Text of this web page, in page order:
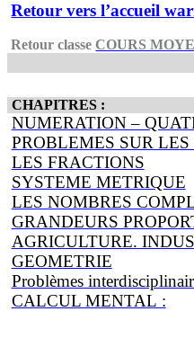
Retour vers l’accueil
Retour classeCOURS
CHAPITRES:
NUMERATION –
PROBLEMES SUR
LES FRACTIONS
SYSTEME METRIQUE
LES NOMBRES
GRANDEURS
AGRICULTURE.
GEOMETRIE
Problèmes
CALCUL MENTAL :